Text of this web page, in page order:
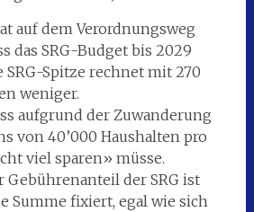
auf dem Verordnungsweg
das SRG-Budget bis 2029
SRG-Spitze rechnet mit 270
weniger.
aufgrund der Zuwanderung
von 40’000 Haushalten pro
viel sparen» müsse.
Gebührenanteil der SRG ist
Summe fixiert, egal wie sich